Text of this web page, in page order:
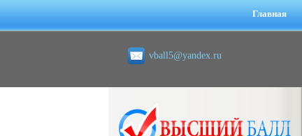
Главная
vball5@yandex.ru